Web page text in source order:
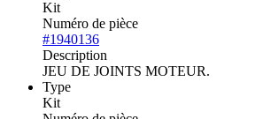
Kit
Numéro de pièce
#1940136
Description
JEU DE JOINTS MOTEUR.
Type
Kit